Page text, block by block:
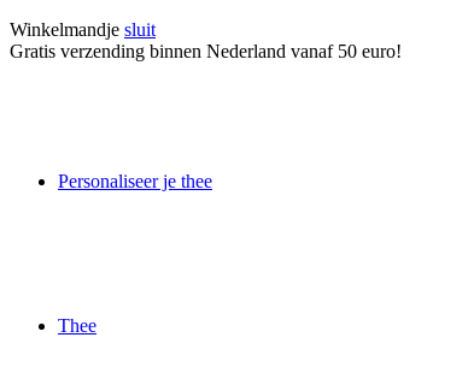
Winkelmandje sluit
Gratis verzending binnen Nederland vanaf 50 euro!
Personaliseer je thee
Thee